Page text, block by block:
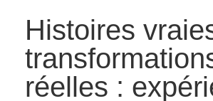
Histoires
réelles :